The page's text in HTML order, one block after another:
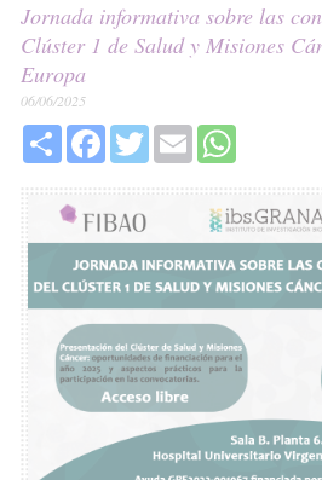
Jornada informativa sobre las
Clúster 1 de Salud y Misiones
Europa
06/06/2025
Share FacebookTwitter Email